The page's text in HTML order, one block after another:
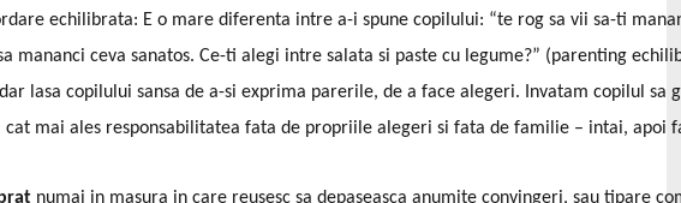
echilibrata: E o mare diferenta intre a-i spune copilului: “te rog sa vii sa-ti
mananci ceva sanatos. Ce-ti alegi intre salata si paste cu legume?” (parenting
lasa copilului sansa de a-si exprima parerile, de a face alegeri. Invatam copilul sa
mai ales responsabilitatea fata de propriile alegeri si fata de familie – intai, apoi
numai in masura in care reusesc sa depaseasca anumite convingeri, sau tipare